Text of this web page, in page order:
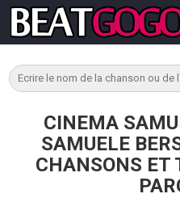
CINEMA
SAMUELE
CHANSONS ET